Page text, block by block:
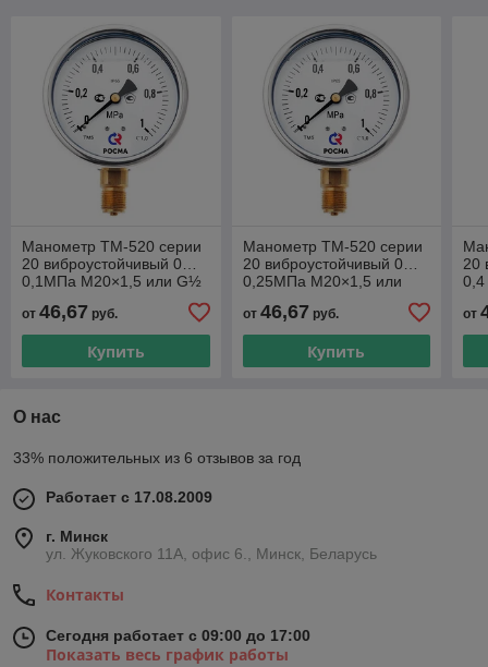
Манометр ТМ-520 серии
20 виброустойчивый 0…
0,1МПа М20×1,5 или G½
от 46,67 руб.
Купить
Манометр ТМ-520 серии
20 виброустойчивый 0…
0,25МПа М20×1,5 или
от 46,67 руб.
Купить
20
от
О нас
33% положительных из 6 отзывов за год
Работает с 17.08.2009
г. Минск
ул. Жуковского 11А, офис 6., Минск, Беларусь
Контакты
Сегодня работает с 09:00 до 17:00
Показать весь график работы